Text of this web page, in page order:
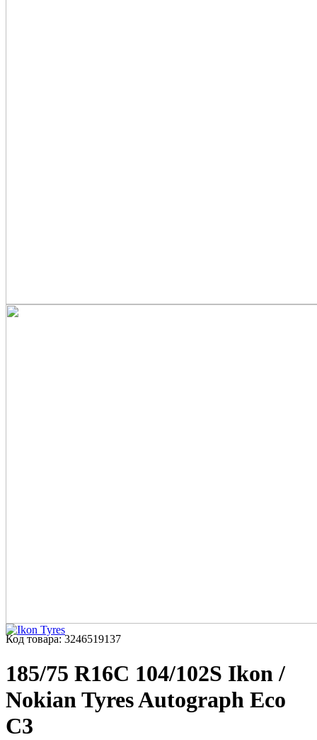
Код товара: 3246519137
185/75 R16C 104/102S Ikon /
Nokian Tyres Autograph Eco
C3